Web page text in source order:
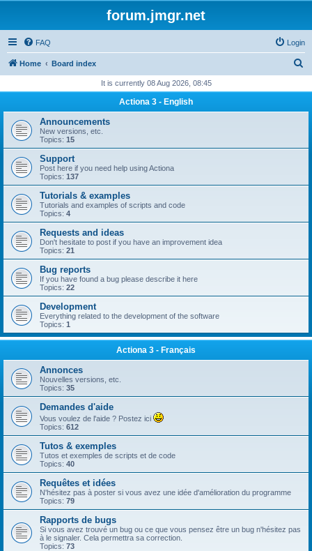
forum.jmgr.net
FAQ Login
Home Board index
r
h
It is currently 08 Aug 2026, 08:45
Actiona 3 - English
Announcements
New versions, etc.
Topics: 15
Support
Post here if you need help using Actiona
Topics: 137
Tutorials & examples
Tutorials and examples of scripts and code
Topics: 4
Requests and ideas
Don't hesitate to post if you have an improvement idea
Topics: 21
Bug reports
If you have found a bug please describe it here
Topics: 22
Development
Everything related to the development of the software
Topics: 1
Actiona 3 - Français
Annonces
Nouvelles versions, etc.
Topics: 35
Demandes d'aide
Vous voulez de l'aide ? Postez ici
Topics: 612
Tutos & exemples
Tutos et exemples de scripts et de code
Topics: 40
Requêtes et idées
N'hésitez pas à poster si vous avez une idée d'amélioration du programme
Topics: 79
Rapports de bugs
Si vous avez trouvé un bug ou ce que vous pensez être un bug n'hésitez pas
à le signaler. Cela permettra sa correction.
Topics: 73